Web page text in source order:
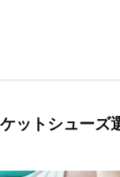
ットシューズ